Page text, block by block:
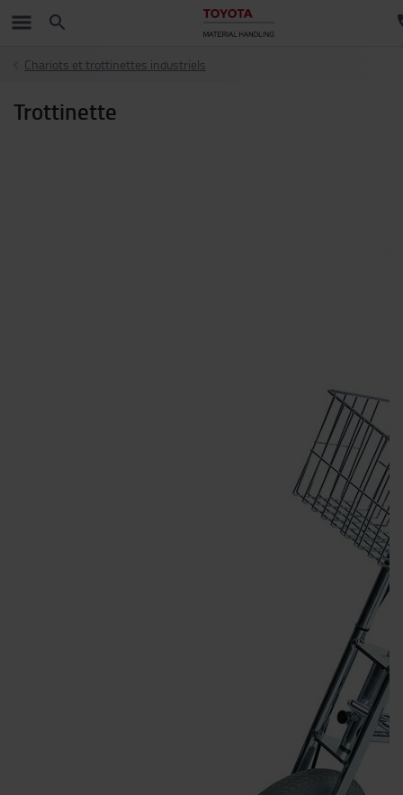
Chariots et trottinettes industriels
Trottinette